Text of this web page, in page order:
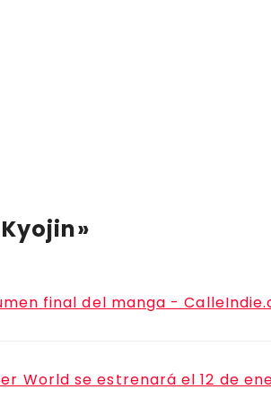
final del manga -
World se estrenará el 12 de